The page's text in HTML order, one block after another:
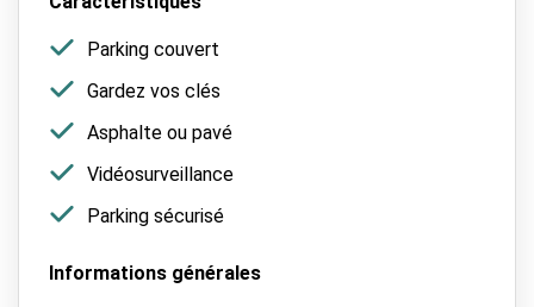
Parking couvert
Gardez vos clés
Asphalte ou pavé
Vidéosurveillance
Parking sécurisé
Informations générales